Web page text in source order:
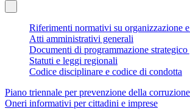
Riferimenti normativi su organizzazione
Atti amministrativi generali
Documenti di programmazione strategico
Statuti e leggi regionali
Codice disciplinare e codice di condotta
Piano triennale per prevenzione della
Oneri informativi per cittadini e imprese